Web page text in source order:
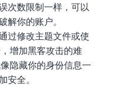
次数限制一样，可以
解你的账户。
过修改主题文件或使
增加黑客攻击的难
隐藏你的身份信息一
安全。